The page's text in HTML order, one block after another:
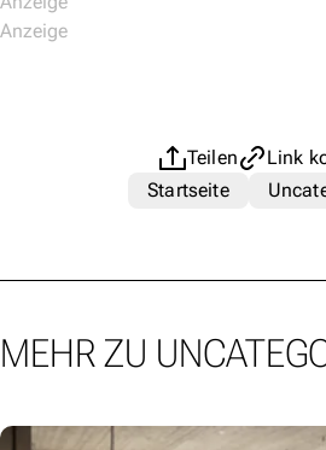
Teilen
Link
Startseite
MEHR ZU